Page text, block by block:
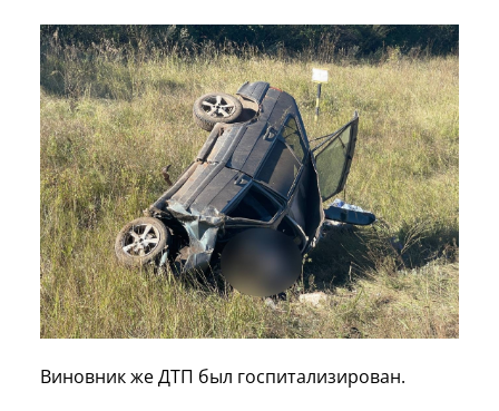
Виновник же ДТП был госпитализирован.